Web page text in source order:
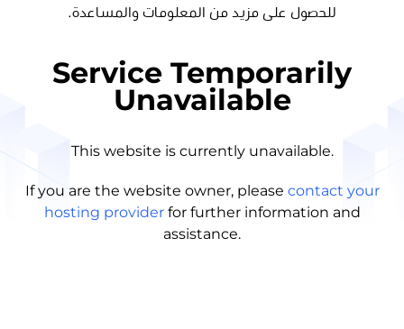
للحصول على مزيد من المعلومات والمساعدة.
Service Temporarily
Unavailable
This website is currently unavailable.
If you are the website owner, please contact your
hosting provider for further information and
assistance.